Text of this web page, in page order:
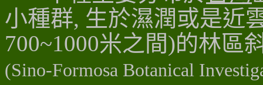
小種群, 生於濕潤或是近
700~1000米之間)的林區
(Sino-Formosa Botanical